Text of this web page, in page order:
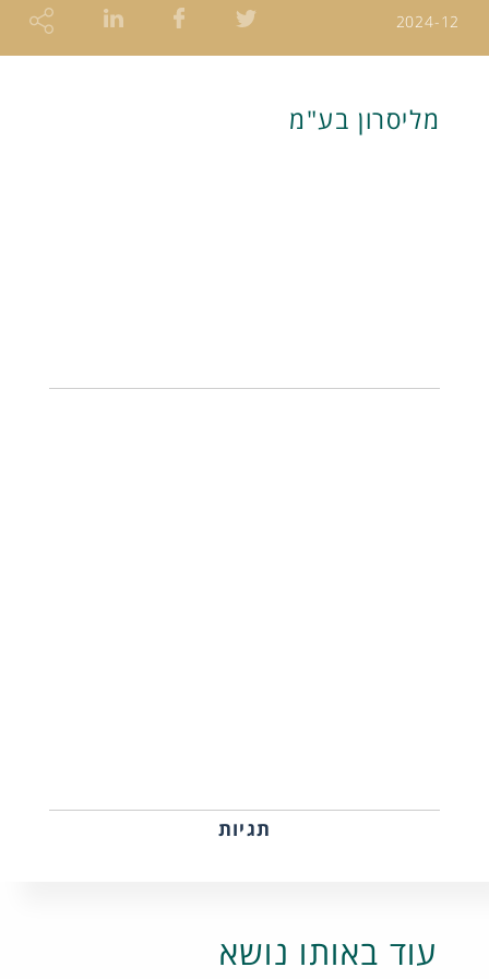
2024-12
מליסרון בע"מ
תגיות
עוד באותו נושא